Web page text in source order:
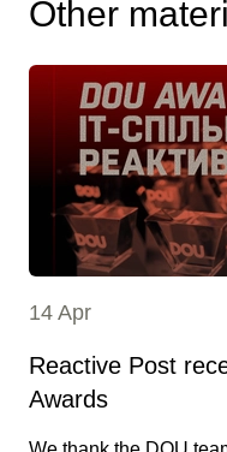
Other
14 Apr
Reactive Post
Awards